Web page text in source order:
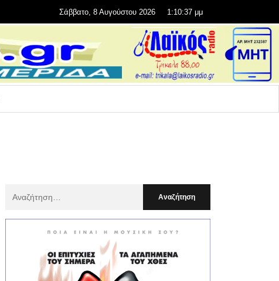
Σάββατο, 8 Αυγούστου 2026 1:10:38 μμ
: